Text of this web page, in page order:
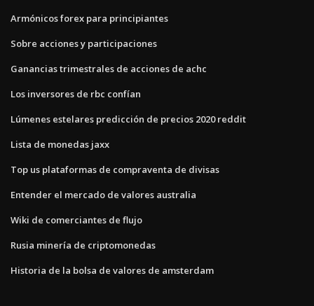
Armónicos forex para principiantes
Sobre acciones y participaciones
Ganancias trimestrales de acciones de achc
Los inversores de rbc confían
Lúmenes estelares predicción de precios 2020 reddit
Lista de monedas jaxx
Top us plataformas de compraventa de divisas
Entender el mercado de valores australia
Wiki de comerciantes de flujo
Rusia minería de criptomonedas
Historia de la bolsa de valores de amsterdam